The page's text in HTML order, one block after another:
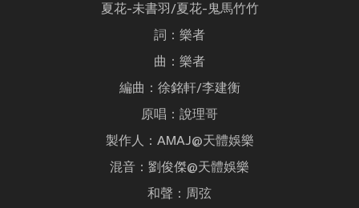
夏花-未書羽/夏花-鬼馬竹竹
詞：樂者
曲：樂者
編曲：徐銘軒/李建衡
原唱：說理哥
製作人：AMAJ@天體娛樂
混音：劉俊傑@天體娛樂
和聲：周弦